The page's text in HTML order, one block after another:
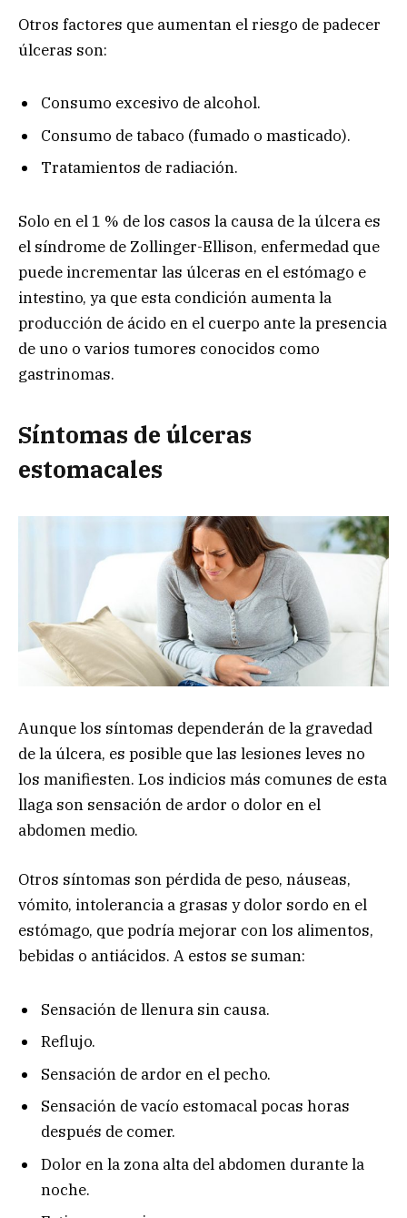
Otros factores que aumentan el riesgo de padecer
úlceras son:
Consumo excesivo de alcohol.
Consumo de tabaco (fumado o masticado).
Tratamientos de radiación.
Solo en el 1 % de los casos la causa de la úlcera es
el síndrome de Zollinger-Ellison, enfermedad que
puede incrementar las úlceras en el estómago e
intestino, ya que esta condición aumenta la
producción de ácido en el cuerpo ante la presencia
de uno o varios tumores conocidos como
gastrinomas.
Síntomas de úlceras
estomacales
Aunque los síntomas dependerán de la gravedad
de la úlcera, es posible que las lesiones leves no
los manifiesten. Los indicios más comunes de esta
llaga son sensación de ardor o dolor en el
abdomen medio.
Otros síntomas son pérdida de peso, náuseas,
vómito, intolerancia a grasas y dolor sordo en el
estómago, que podría mejorar con los alimentos,
bebidas o antiácidos. A estos se suman:
Sensación de llenura sin causa.
Reflujo.
Sensación de ardor en el pecho.
Sensación de vacío estomacal pocas horas
después de comer.
Dolor en la zona alta del abdomen durante la
noche.